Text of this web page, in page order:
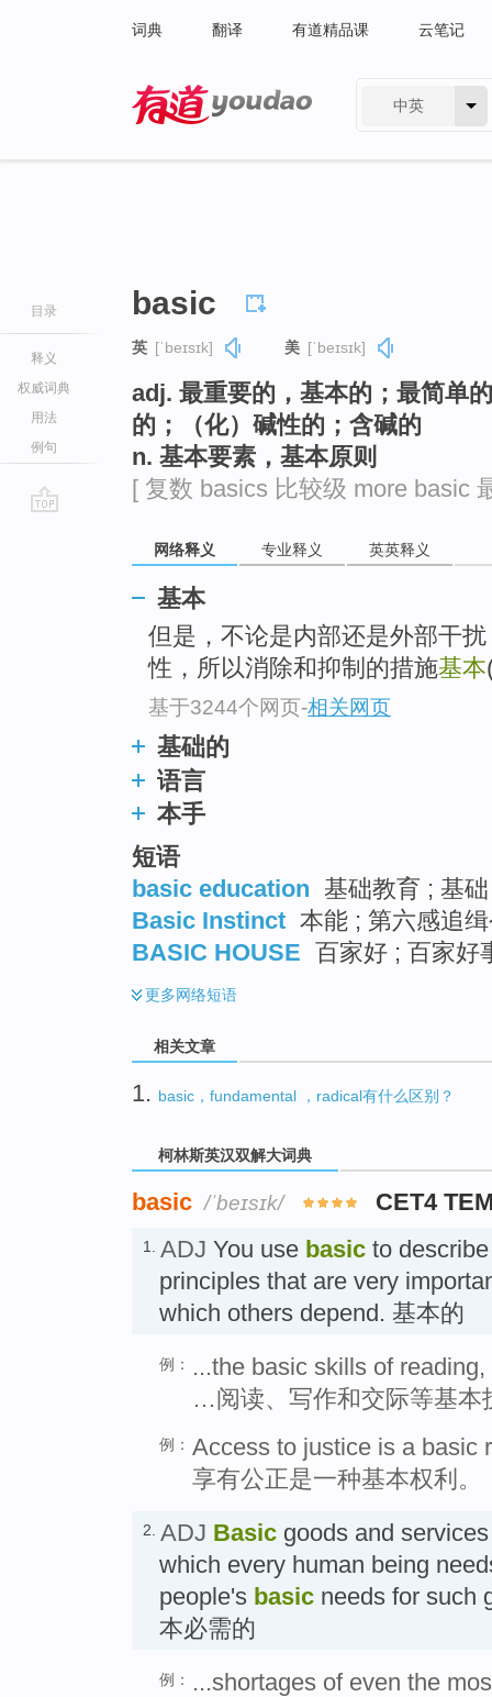
词典 翻译 有道精品课 云笔记
中英
目录
释义
权威词典
用法
例句
basic
英 [ˈbeɪsɪk] 美 [ˈbeɪsɪk]
adj. 最重要的，基本的；最简单
的；（化）碱性的；含碱的
n. 基本要素，基本原则
[ 复数 basics 比较级 more basic
网络释义 专业释义 英英释义
基本
但是，不论是内部还是外部干
性，所以消除和抑制的措施基本
基于3244个网页-相关网页
基础的
语言
本手
短语
basic education 基础教育 ; 基
Basic Instinct 本能 ; 第六感追
BASIC HOUSE 百家好 ; 百家好
更多网络短语
相关文章
1. basic，fundamental ，radical有什么区别？
柯林斯英汉双解大词典
basic /ˈbeɪsɪk/ CET4
1. ADJ You use basic to
principles that are very
which others depend. 基本的
例：
...the basic skills of
…阅读、写作和交际等基本
例： Access to justice is a basic
享有公正是一种基本权利。
2. ADJ Basic goods and
which every human being
people's basic needs for such
本必需的
例：
...shortages of even the